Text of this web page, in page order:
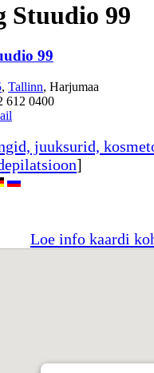
Stuudio 99
99
, Tallinn, Harjumaa
612 0400
juuksurid,
]
Loe info kaardi